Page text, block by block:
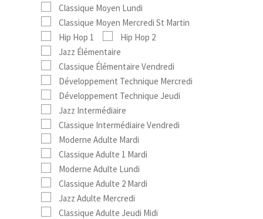
Classique Moyen Lundi
Classique Moyen Mercredi St Martin
Hip Hop 1
Hip Hop 2
Jazz Élémentaire
Classique Élémentaire Vendredi
Développement Technique Mercredi
Développement Technique Jeudi
Jazz Intermédiaire
Classique Intermédiaire Vendredi
Moderne Adulte Mardi
Classique Adulte 1 Mardi
Moderne Adulte Lundi
Classique Adulte 2 Mardi
Jazz Adulte Mercredi
Classique Adulte Jeudi Midi